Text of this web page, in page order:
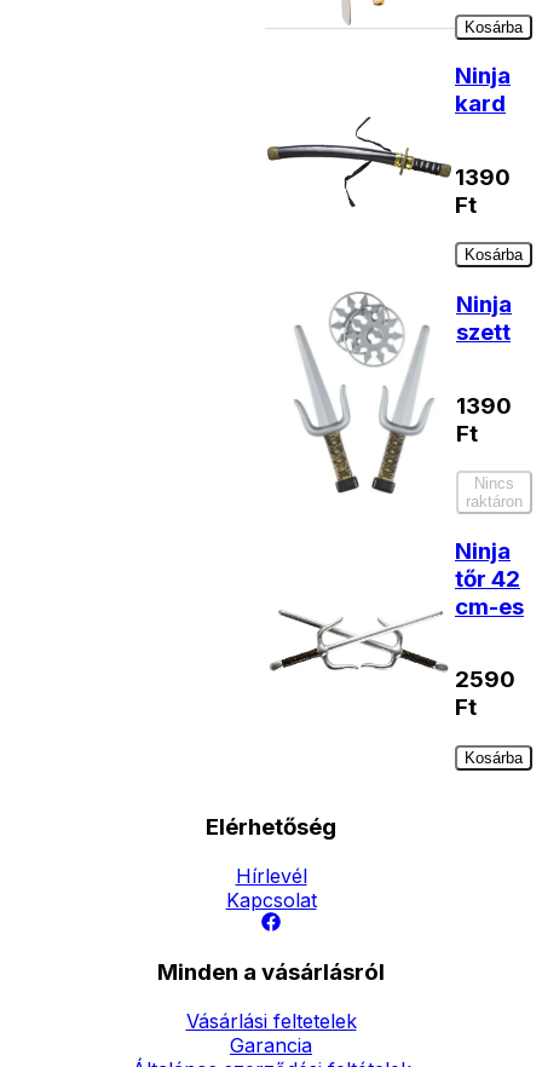
Kosárba
Ninja
kard
1390
Ft
Kosárba
Ninja
szett
1390
Ft
Nincs
raktáron
Ninja
tőr 42
cm-es
2590
Ft
Kosárba
Elérhetőség
Hírlevél
Kapcsolat
Minden a vásárlásról
Vásárlási feltetelek
Garancia